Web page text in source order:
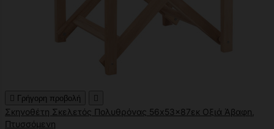
 Γρήγορη προβολή 
Σκηνοθέτη Σκελετός Πολυθρόνας 56x53x87εκ Οξιά Άβαφη,
Πτυσσόμενη